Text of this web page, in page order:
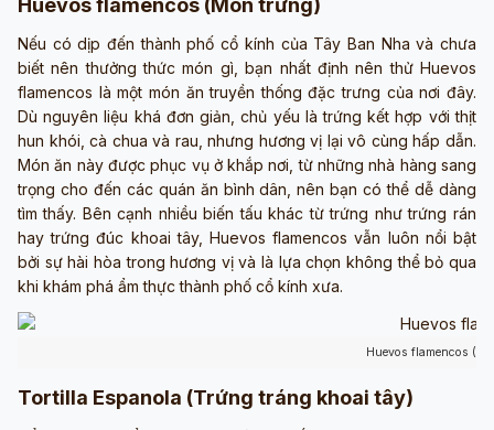
Huevos flamencos (Món trứng)
Nếu có dịp đến thành phố cổ kính của Tây Ban Nha và chưa
biết nên thưởng thức món gì, bạn nhất định nên thử Huevos
flamencos là một món ăn truyền thống đặc trưng của nơi đây.
Dù nguyên liệu khá đơn giản, chủ yếu là trứng kết hợp với thịt
hun khói, cà chua và rau, nhưng hương vị lại vô cùng hấp dẫn.
Món ăn này được phục vụ ở khắp nơi, từ những nhà hàng sang
trọng cho đến các quán ăn bình dân, nên bạn có thể dễ dàng
tìm thấy. Bên cạnh nhiều biến tấu khác từ trứng như trứng rán
hay trứng đúc khoai tây, Huevos flamencos vẫn luôn nổi bật
bởi sự hài hòa trong hương vị và là lựa chọn không thể bỏ qua
khi khám phá ẩm thực thành phố cổ kính xưa.
Huevos flamencos
Tortilla Espanola (Trứng tráng khoai tây)